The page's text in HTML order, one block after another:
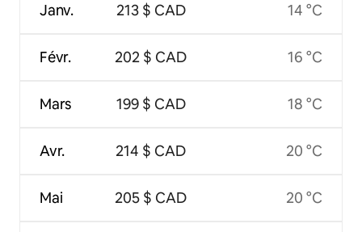
Janv.
Févr.
Mars
Avr.
Mai
213 $ CAD
202 $ CAD
199 $ CAD
214 $ CAD
205 $ CAD
14 °C
16 °C
18 °C
20 °C
20 °C